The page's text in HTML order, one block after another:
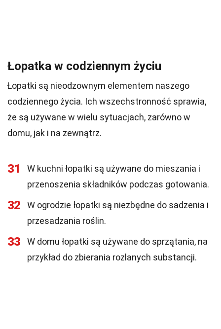
Łopatka w codziennym życiu
Łopatki są nieodzownym elementem naszego
codziennego życia. Ich wszechstronność sprawia,
że są używane w wielu sytuacjach, zarówno w
domu, jak i na zewnątrz.
31
W kuchni łopatki są używane do mieszania i
przenoszenia składników podczas gotowania.
32
W ogrodzie łopatki są niezbędne do sadzenia i
przesadzania roślin.
33
W domu łopatki są używane do sprzątania, na
przykład do zbierania rozlanych substancji.